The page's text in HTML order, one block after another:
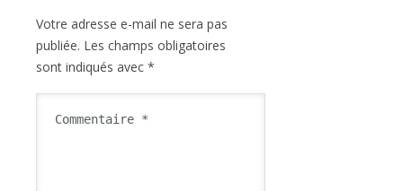
Votre adresse e-mail ne sera pas
publiée. Les champs obligatoires
sont indiqués avec *